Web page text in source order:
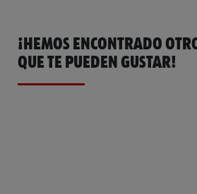
¡HEMOS ENCONTRADO
QUE TE PUEDEN GUSTAR!